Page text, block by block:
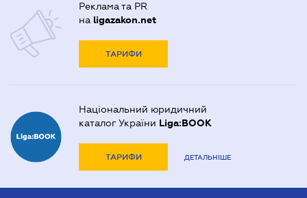
Реклама та PR
на ligazakon.net
ТАРИФИ
Національний юридичний
каталог України Liga:BOOK
ТАРИФИ ДЕТАЛЬНІШЕ